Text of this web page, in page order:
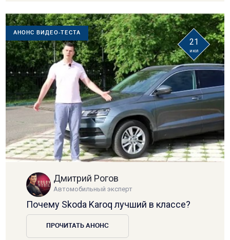
АНОНС ВИДЕО-ТЕСТА
21
июл
Дмитрий Рогов
Автомобильный эксперт
Почему Skoda Karoq лучший в классе?
ПРОЧИТАТЬ АНОНС